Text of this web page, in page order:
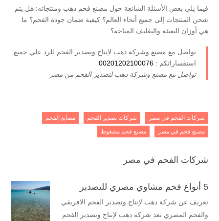
فيما يلي بعض الأسئلة الشائعة حول مصنع فحم دهب ومنتجاته: هل يتم
شحن المنتجات إلى جميع أنحاء العالم؟ كيفية ضمان جودة الفحم؟ ما
هي أوزان التعبئة والتغليف المتاحة؟
تواصل مع مصنع وشركة دهب لإنتاج وتصدير الفحم للرد علي جميع
استفساراتكم : 00201202100076
تواصل مع مصنع وشركة دهب لتصدير الفحم من مصر
شركات الفحم في مصر شركات تصدير الفحم
مصانع الفحم
مصنع فحم في مصر
مصنع فحم مضغوط
شركات الفحم في مصر
5 أنواع فحم مشاوي مصري للتصدير
تعريف عن شركة دهب لإنتاج وتصدير الفحم الافريقي
والفحم المصري تعد شركة دهب لإنتاج وتصدير الفحم